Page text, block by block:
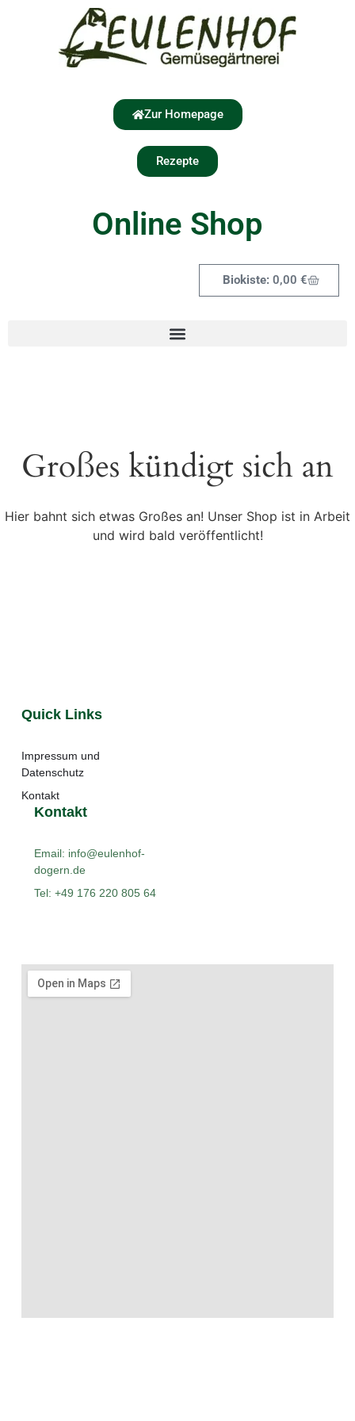
Zur Homepage
Rezepte
Online Shop
0,00 €
Großes kündigt sich an
Hier bahnt sich etwas Großes an! Unser Shop ist in Arbeit
und wird bald veröffentlicht!
Quick Links
Impressum und
Datenschutz
Kontakt
Kontakt
Email: info@eulenhof-
dogern.de
Tel: +49 176 220 805 64